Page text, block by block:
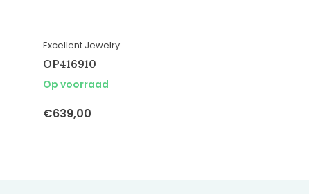
Excellent Jewelry
OP416910
Op voorraad
€639,00